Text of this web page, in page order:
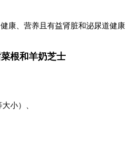
康、营养且有益肾脏和泌尿道健康
根和羊奶芝士
小）、